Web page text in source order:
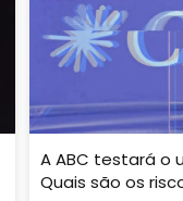
A ABC testará o
Quais são os